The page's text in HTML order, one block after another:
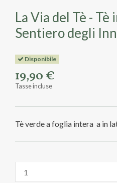
La Via del Tè - Tè
Sentiero degli
Disponibile
19,90 €
Tasse incluse
Tè verde a foglia intera a in